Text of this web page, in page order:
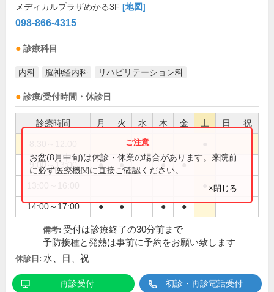
メディカルプラザめかる3F [地図]
098-866-4315
診療科目
内科 脳神経内科 リハビリテーション科
診療/受付時間・休診日
診療時間 月 火 水 木 金 土 日 祝
9:00～13:00 ● ● ● ●
14:00～17:00 ● ● ● ●
お盆(8月中旬)は休診・休業の場合があります。来院前
に必ず医療機関に直接ご確認ください。
×閉じる
備考: 受付は診療終了の30分前まで
予防接種と発熱は事前に予約をお願い致します
休診日: 水、日、祝
再診受付 初診・再診電話受付